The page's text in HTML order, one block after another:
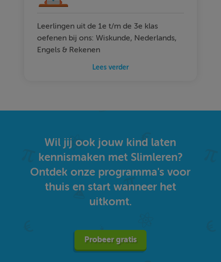
Leerlingen uit de 1e t/m de 3e klas
oefenen bij ons: Wiskunde, Nederlands,
Engels & Rekenen
Lees verder
Wil jij ook jouw kind laten
kennismaken met Slimleren?
Ontdek onze programma's voor
thuis en start wanneer het
uitkomt.
Probeer gratis